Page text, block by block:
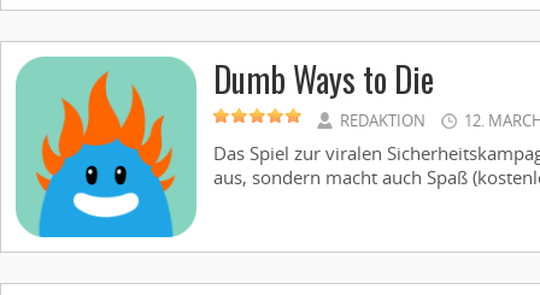
Dumb Ways to Die
REDAKTION 12.
Das Spiel zur viralen
aus, sondern macht auch Spaß